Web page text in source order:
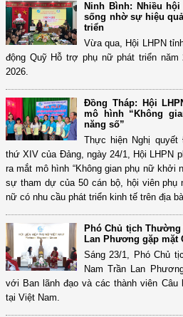
Ninh Bình: Nhiều
sống nhờ sự hiệu
triển
Vừa qua, Hội LHPN
động Quỹ Hỗ trợ phụ nữ phát triển năm
2026.
Đồng Tháp: Hội
mô hình “Không
năng số”
Thực hiện Nghị
thứ XIV của Đảng, ngày 24/1, Hội LHPN
ra mắt mô hình “Không gian phụ nữ khởi
sự tham dự của 50 cán bộ, hội viên phụ
nữ có nhu cầu phát triển kinh tế trên địa
Phó Chủ tịch
Lan Phương gặp mặt
Sáng 23/1, Phó Chủ
Nam Trần Lan
với Ban lãnh đạo và các thành viên Câu
tại Việt Nam.